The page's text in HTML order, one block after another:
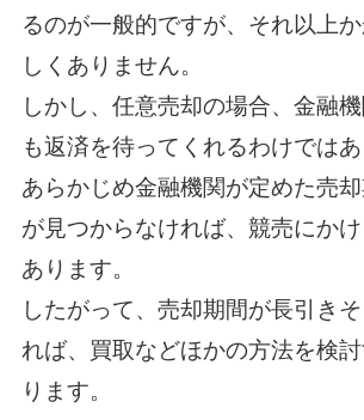
るのが一般的ですが、それ以上
しくありません。
しかし、任意売却の場合、金融
も返済を待ってくれるわけではあ
あらかじめ金融機関が定めた売
が見つからなければ、競売にか
あります。
したがって、売却期間が長引き
れば、買取などほかの方法を検
ります。